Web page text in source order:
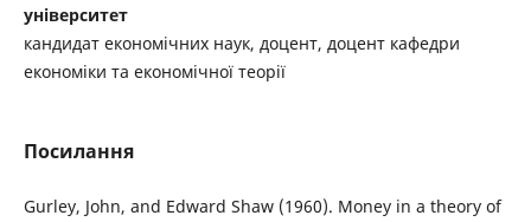
університет
кандидат економічних наук, доцент, доцент кафедри
економіки та економічної теорії
Посилання
Gurley, John, and Edward Shaw (1960). Money in a theory of